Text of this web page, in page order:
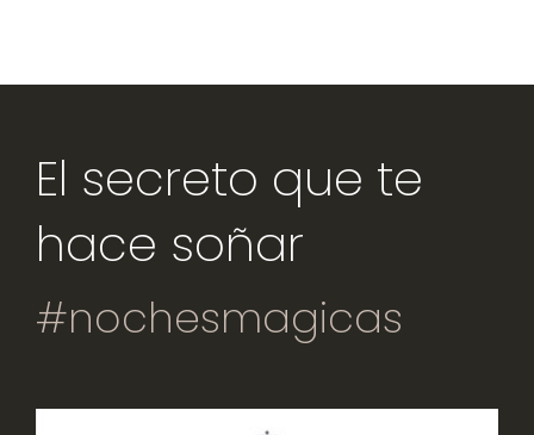
El secreto que te
hace soñar
#nochesmagicas